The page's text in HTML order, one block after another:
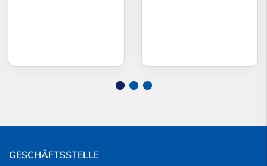
GESCHÄFTSSTELLE